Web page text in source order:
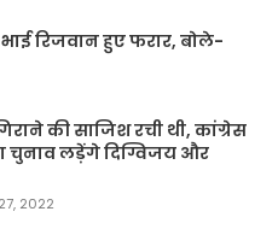
रिजवान हुए फरार, बोले-
की साजिश रची थी, कांग्रेस
चुनाव लड़ेंगे दिग्विजय और
2022